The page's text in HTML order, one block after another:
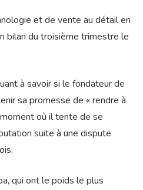
et de vente au détail en
bilan du troisième trimestre le
à savoir si le fondateur de
sa promesse de « rendre à
où il tente de se
suite à une dispute
qui ont le poids le plus